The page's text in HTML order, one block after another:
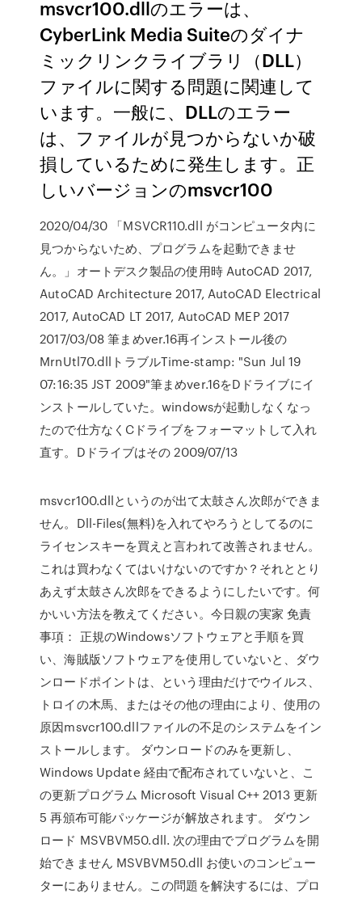
msvcr100.dllのエラーは、
CyberLink Media Suiteのダイナ
ミックリンクライブラリ（DLL）
ファイルに関する問題に関連して
います。一般に、DLLのエラー
は、ファイルが見つからないか破
損しているために発生します。正
しいバージョンのmsvcr100
2020/04/30 「MSVCR110.dll がコンピュータ内に
見つからないため、プログラムを起動できませ
ん。」オートデスク製品の使用時 AutoCAD 2017,
AutoCAD Architecture 2017, AutoCAD Electrical
2017, AutoCAD LT 2017, AutoCAD MEP 2017
2017/03/08 筆まめver.16再インストール後の
MrnUtl70.dllトラブルTime-stamp: "Sun Jul 19
07:16:35 JST 2009"筆まめver.16をDドライブにイ
ンストールしていた。windowsが起動しなくなっ
たので仕方なくCドライブをフォーマットして入れ
直す。Dドライブはその 2009/07/13
msvcr100.dllというのが出て太鼓さん次郎ができま
せん。Dll-Files(無料)を入れてやろうとしてるのに
ライセンスキーを買えと言われて改善されません。
これは買わなくてはいけないのですか？それととり
あえず太鼓さん次郎をできるようにしたいです。何
かいい方法を教えてください。今日親の実家 免責
事項： 正規のWindowsソフトウェアと手順を買
い、海賊版ソフトウェアを使用していないと、ダウ
ンロードポイントは、という理由だけでウイルス、
トロイの木馬、またはその他の理由により、使用の
原因msvcr100.dllファイルの不足のシステムをイン
ストールします。 ダウンロードのみを更新し、
Windows Update 経由で配布されていないと、こ
の更新プログラム Microsoft Visual C++ 2013 更新
5 再頒布可能パッケージが解放されます。 ダウン
ロード MSVBVM50.dll. 次の理由でプログラムを開
始できません MSVBVM50.dll お使いのコンピュー
ターにありません。この問題を解決するには、プロ